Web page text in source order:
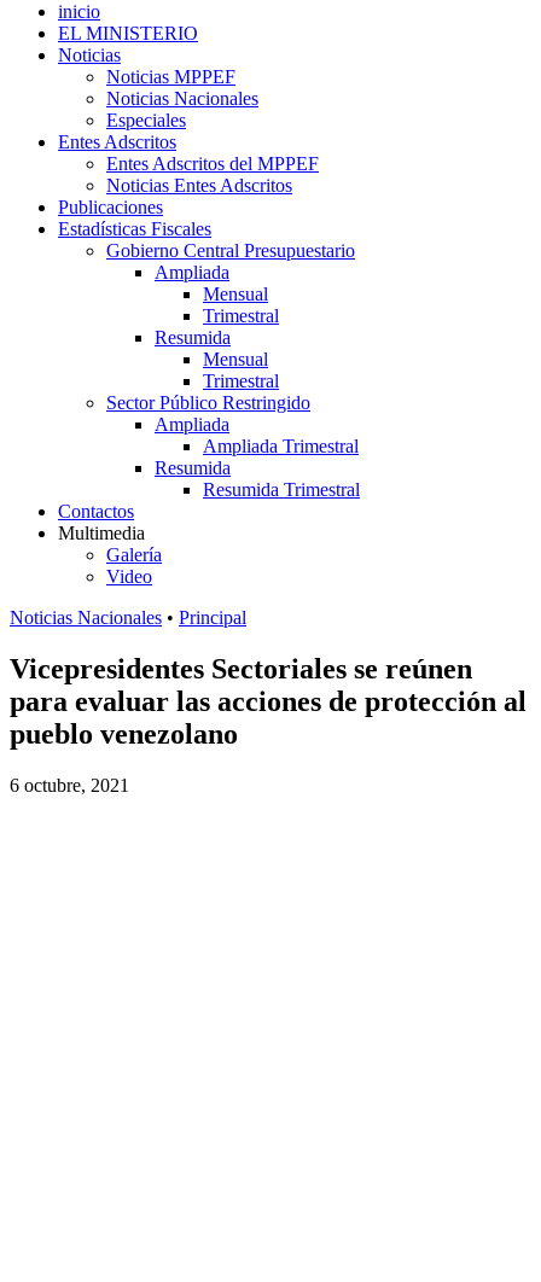
inicio
EL MINISTERIO
Noticias
Noticias MPPEF
Noticias Nacionales
Especiales
Entes Adscritos
Entes Adscritos del MPPEF
Noticias Entes Adscritos
Publicaciones
Estadísticas Fiscales
Gobierno Central Presupuestario
Ampliada
Mensual
Trimestral
Resumida
Mensual
Trimestral
Sector Público Restringido
Ampliada
Ampliada Trimestral
Resumida
Resumida Trimestral
Contactos
Multimedia
Galería
Video
Noticias Nacionales • Principal
Vicepresidentes Sectoriales se reúnen
para evaluar las acciones de protección al
pueblo venezolano
6 octubre, 2021